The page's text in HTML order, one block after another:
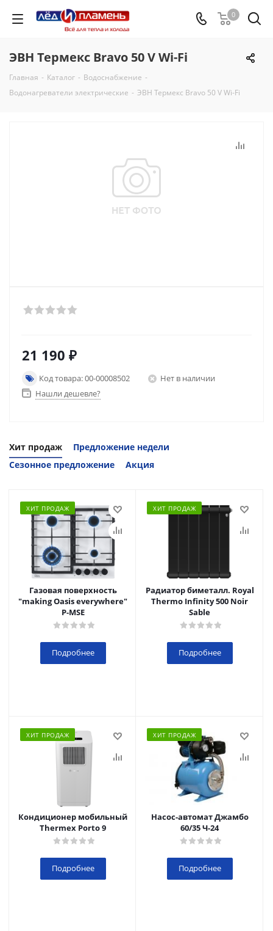
0
ЭВН Термекс Bravo 50 V Wi-Fi
Главная - Каталог - Водоснабжение -
Водонагреватели электрические - ЭВН Термекс Bravo 50 V Wi-Fi
21 190 ₽
Код товара: 00-00008502
Нет в наличии
Нашли дешевле?
Хит продаж
Предложение недели
Сезонное предложение
Акция
ХИТ ПРОДАЖ
Газовая поверхность
"making Oasis everywhere"
P-MSE
Подробнее
ХИТ ПРОДАЖ
Радиатор биметалл. Royal
Thermo Infinity 500 Noir
Sable
Подробнее
ХИТ ПРОДАЖ
Кондиционер мобильный
Thermex Porto 9
Подробнее
ХИТ ПРОДАЖ
Насос-автомат Джамбо
60/35 Ч-24
Подробнее